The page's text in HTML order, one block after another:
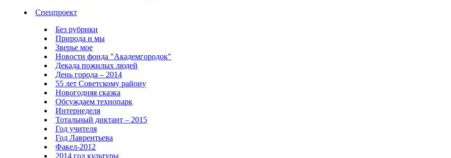
Спецпроект
Без рубрики
Природа и мы
Зверье мое
Новости фонда "Академгородок"
Декада пожилых людей
День города – 2014
55 лет Советскому району
Новогодняя сказка
Обсуждаем технопарк
Интернеделя
Тотальный диктант – 2015
Год учителя
Год Лаврентьева
Факел-2012
2014 год культуры